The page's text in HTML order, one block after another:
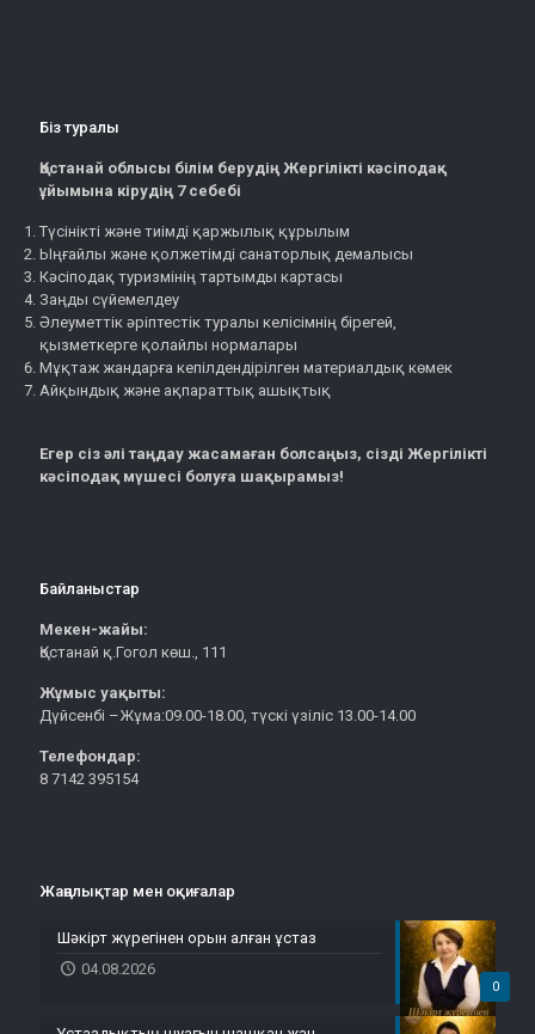
Біз туралы
Қостанай облысы білім берудің Жергілікті кәсіподақ
ұйымына кірудің 7 себебі
Түсінікті және тиімді қаржылық құрылым
Ыңғайлы және қолжетімді санаторлық демалысы
Кәсіподақ туризмінің тартымды картасы
Заңды сүйемелдеу
Әлеуметтік әріптестік туралы келісімнің бірегей,
қызметкерге қолайлы нормалары
Мұқтаж жандарға кепілдендірілген материалдық көмек
Айқындық және ақпараттық ашықтық
Егер сіз әлі таңдау жасамаған болсаңыз, сізді Жергілікті
кәсіподақ мүшесі болуға шақырамыз!
Байланыстар
Мекен-жайы:
Қостанай қ.Гогол көш., 111
Жұмыс уақыты:
Дүйсенбі –Жұма:09.00-18.00, түскі үзіліс 13.00-14.00
Телефондар:
8 7142 395154
Жаңалықтар мен оқиғалар
0
Шәкірт жүрегінен орын алған ұстаз
04.08.2026